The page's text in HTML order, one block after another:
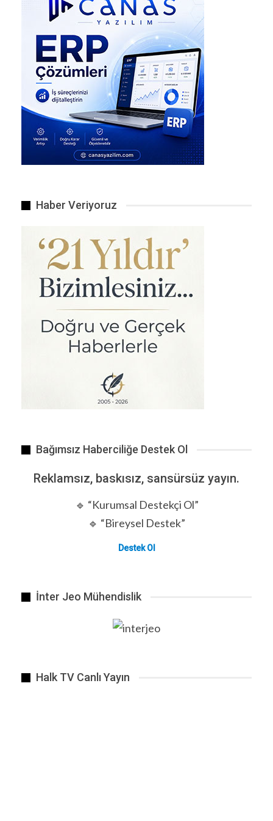
Ümit Özdağ yıllardır uyarıyor ve uyarmıştı.
İngiltere’nin Worcester kentinde yaşayan 18 yaşındaki…
Mahmud Musevi Mecd’in, MOSSAD ve CIA’ye casusluk…
Haber Veriyoruz
Bağımsız Haberciliğe Destek Ol
Reklamsız, baskısız, sansürsüz yayın.
🔹 “Kurumsal Destekçi Ol”
🔹 “Bireysel Destek”
Destek Ol
İnter Jeo Mühendislik
Halk TV Canlı Yayın